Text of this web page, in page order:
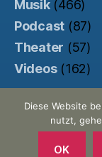
Musik(466)
Podcast (87)
Theater (57)
Videos(162)
© 2026Der
Made with ♥ by
Diese Website
nutzt,
OK